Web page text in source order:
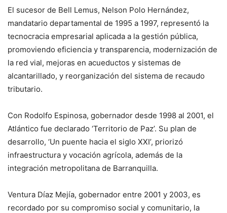
El sucesor de Bell Lemus, Nelson Polo Hernández,
mandatario departamental de 1995 a 1997, representó la
tecnocracia empresarial aplicada a la gestión pública,
promoviendo eficiencia y transparencia, modernización de
la red vial, mejoras en acueductos y sistemas de
alcantarillado, y reorganización del sistema de recaudo
tributario.
Con Rodolfo Espinosa, gobernador desde 1998 al 2001, el
Atlántico fue declarado ‘Territorio de Paz’. Su plan de
desarrollo, ‘Un puente hacia el siglo XXI’, priorizó
infraestructura y vocación agrícola, además de la
integración metropolitana de Barranquilla.
Ventura Díaz Mejía, gobernador entre 2001 y 2003, es
recordado por su compromiso social y comunitario, la